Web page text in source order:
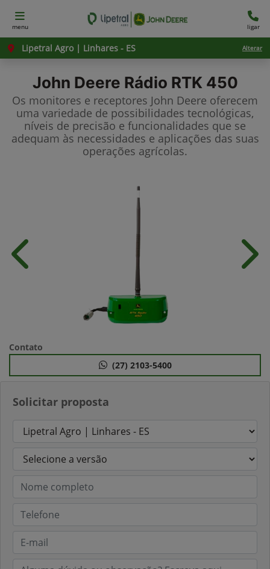
menu ligar
Lipetral Agro | Linhares - ES Alterar
John Deere Rádio RTK 450
Os monitores e receptores John Deere oferecem
uma variedade de possibilidades tecnológicas,
níveis de precisão e funcionalidades que se
adequam às necessidades e aplicações das suas
operações agrícolas.
Solicitar proposta
Anterior
Contato
(27) 2103-5400